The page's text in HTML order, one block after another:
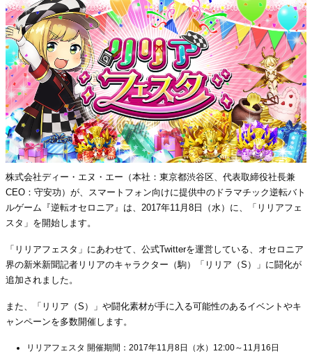
株式会社ディー・エヌ・エー（本社：東京都渋谷区、代表取締役社長兼
CEO：守安功）が、スマートフォン向けに提供中のドラマチック逆転バト
ルゲーム『逆転オセロニア』は、2017年11月8日（水）に、「リリアフェ
スタ」を開始します。
「リリアフェスタ」にあわせて、公式Twitterを運営している、オセロニア
界の新米新聞記者リリアのキャラクター（駒）「リリア（S）」に闘化が
追加されました。
また、「リリア（S）」や闘化素材が手に入る可能性のあるイベントやキ
ャンペーンを多数開催します。
リリアフェスタ 開催期間：2017年11月8日（水）12:00～11月16日